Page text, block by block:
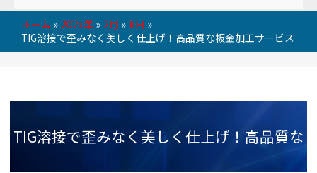
ホーム 2025年 2月
6日
TIG溶接で歪みなく美しく仕上げ！高品質な板金加工サービス
TIG溶接で歪みなく美しく仕上げ！高品質な